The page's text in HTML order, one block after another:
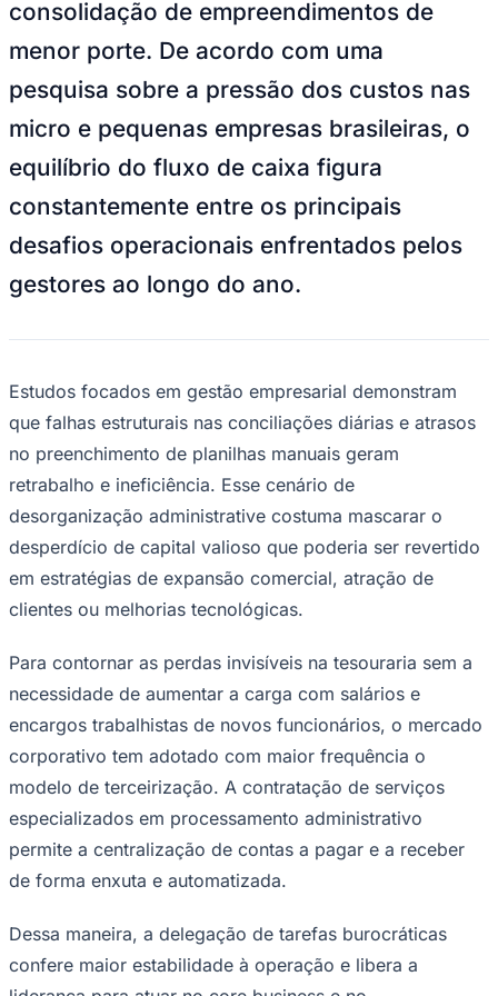
NBA
Fórmula 1
UFC
Tênis (ATP)
MLB
NHL
Atletismo
Vôlei
Brasileirão Série A
Brasileirão Série B
Libertadores
Copa América
Champions League
Premier League
La Liga
Bundesliga
Mundial 2026
Times - Ir direto
consolidação de empreendimentos de
menor porte. De acordo com uma
pesquisa sobre a pressão dos custos nas
micro e pequenas empresas brasileiras, o
equilíbrio do fluxo de caixa figura
constantemente entre os principais
desafios operacionais enfrentados pelos
gestores ao longo do ano.
Estudos focados em gestão empresarial demonstram
que falhas estruturais nas conciliações diárias e atrasos
no preenchimento de planilhas manuais geram
retrabalho e ineficiência. Esse cenário de
desorganização administrative costuma mascarar o
desperdício de capital valioso que poderia ser revertido
em estratégias de expansão comercial, atração de
clientes ou melhorias tecnológicas.
Para contornar as perdas invisíveis na tesouraria sem a
necessidade de aumentar a carga com salários e
encargos trabalhistas de novos funcionários, o mercado
corporativo tem adotado com maior frequência o
modelo de terceirização. A contratação de serviços
especializados em processamento administrativo
permite a centralização de contas a pagar e a receber
de forma enxuta e automatizada.
Dessa maneira, a delegação de tarefas burocráticas
confere maior estabilidade à operação e libera a